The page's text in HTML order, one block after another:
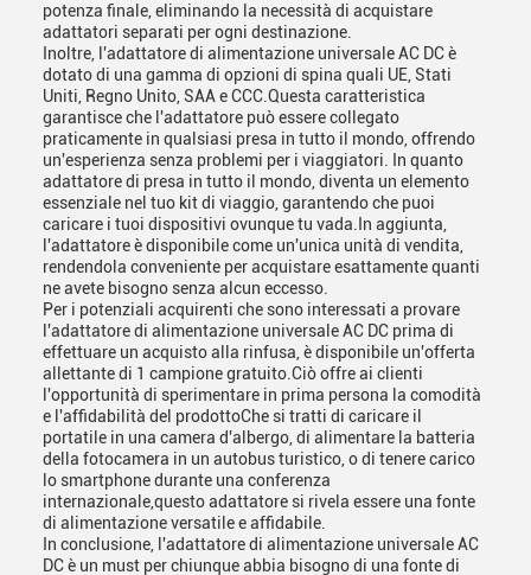
potenza finale, eliminando la necessità di acquistare
adattatori separati per ogni destinazione.
Inoltre, l'adattatore di alimentazione universale AC DC è
dotato di una gamma di opzioni di spina quali UE, Stati
Uniti, Regno Unito, SAA e CCC.Questa caratteristica
garantisce che l'adattatore può essere collegato
praticamente in qualsiasi presa in tutto il mondo, offrendo
un'esperienza senza problemi per i viaggiatori. In quanto
adattatore di presa in tutto il mondo, diventa un elemento
essenziale nel tuo kit di viaggio, garantendo che puoi
caricare i tuoi dispositivi ovunque tu vada.In aggiunta,
l'adattatore è disponibile come un'unica unità di vendita,
rendendola conveniente per acquistare esattamente quanti
ne avete bisogno senza alcun eccesso.
Per i potenziali acquirenti che sono interessati a provare
l'adattatore di alimentazione universale AC DC prima di
effettuare un acquisto alla rinfusa, è disponibile un'offerta
allettante di 1 campione gratuito.Ciò offre ai clienti
l'opportunità di sperimentare in prima persona la comodità
e l'affidabilità del prodottoChe si tratti di caricare il
portatile in una camera d'albergo, di alimentare la batteria
della fotocamera in un autobus turistico, o di tenere carico
lo smartphone durante una conferenza
internazionale,questo adattatore si rivela essere una fonte
di alimentazione versatile e affidabile.
In conclusione, l'adattatore di alimentazione universale AC
DC è un must per chiunque abbia bisogno di una fonte di